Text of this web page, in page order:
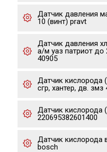
Датчик давления
10 (винт) pravt
Датчик давления
а/м уаз патриот до
40905
Датчик кислорода
сгр, хантер, дв. змз
Датчик кислорода
220695382601400
Датчик кислорода
bosch